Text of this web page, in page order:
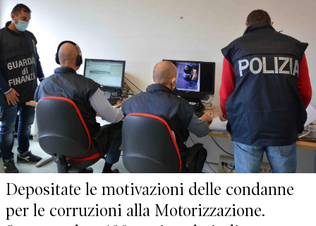
Depositate le motivazioni delle condanne
per le corruzioni alla Motorizzazione.